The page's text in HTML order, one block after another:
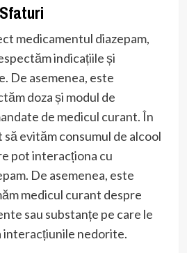
medicamentul diazepam,
indicațiile și
De asemenea, este
doza și modul de
de medicul curant. În
evităm consumul de alcool
pot interacționa cu
De asemenea, este
medicul curant despre
sau substanțe pe care le
interacțiunile nedorite.